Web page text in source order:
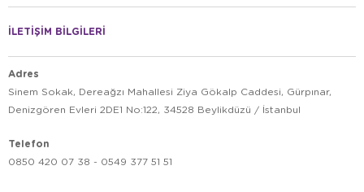
İLETİŞİM BİLGİLERİ
Adres
Sinem Sokak, Dereağzı Mahallesi Ziya Gökalp Caddesi, Gürpınar,
Denizgören Evleri 2DE1 No:122, 34528 Beylikdüzü / İstanbul
Telefon
0850 420 07 38 - 0549 377 51 51